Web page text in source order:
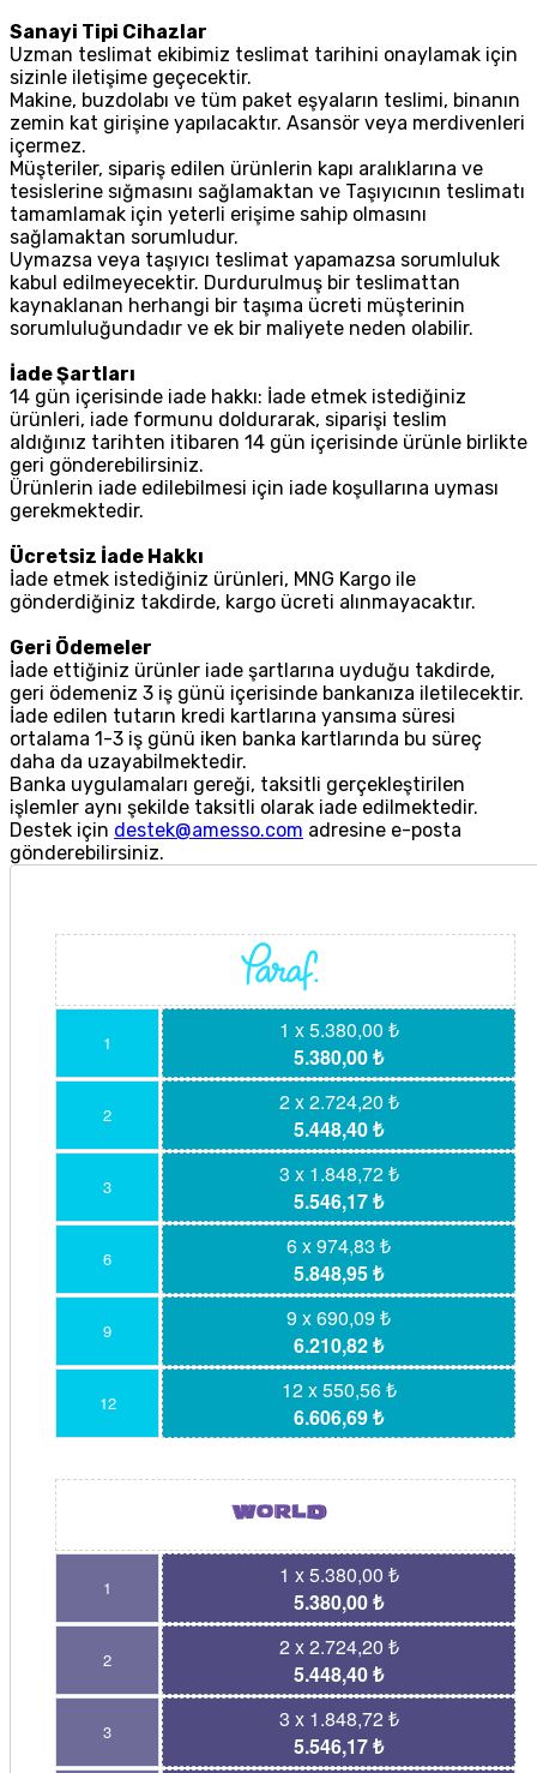
Sanayi Tipi Cihazlar
Uzman teslimat ekibimiz teslimat tarihini onaylamak için
sizinle iletişime geçecektir.
Makine, buzdolabı ve tüm paket eşyaların teslimi, binanın
zemin kat girişine yapılacaktır. Asansör veya merdivenleri
içermez.
Müşteriler, sipariş edilen ürünlerin kapı aralıklarına ve
tesislerine sığmasını sağlamaktan ve Taşıyıcının teslimatı
tamamlamak için yeterli erişime sahip olmasını
sağlamaktan sorumludur.
Uymazsa veya taşıyıcı teslimat yapamazsa sorumluluk
kabul edilmeyecektir. Durdurulmuş bir teslimattan
kaynaklanan herhangi bir taşıma ücreti müşterinin
sorumluluğundadır ve ek bir maliyete neden olabilir.
İade Şartları
14 gün içerisinde iade hakkı: İade etmek istediğiniz
ürünleri, iade formunu doldurarak, siparişi teslim
aldığınız tarihten itibaren 14 gün içerisinde ürünle birlikte
geri gönderebilirsiniz.
Ürünlerin iade edilebilmesi için iade koşullarına uyması
gerekmektedir.
Ücretsiz İade Hakkı
İade etmek istediğiniz ürünleri, MNG Kargo ile
gönderdiğiniz takdirde, kargo ücreti alınmayacaktır.
Geri Ödemeler
İade ettiğiniz ürünler iade şartlarına uyduğu takdirde,
geri ödemeniz 3 iş günü içerisinde bankanıza iletilecektir.
İade edilen tutarın kredi kartlarına yansıma süresi
ortalama 1-3 iş günü iken banka kartlarında bu süreç
daha da uzayabilmektedir.
Banka uygulamaları gereği, taksitli gerçekleştirilen
işlemler aynı şekilde taksitli olarak iade edilmektedir.
Destek için destek@amesso.com adresine e-posta
gönderebilirsiniz.
1
1 x 5.380,00 ₺
5.380,00 ₺
2
2 x 2.724,20 ₺
5.448,40 ₺
3
3 x 1.848,72 ₺
5.546,17 ₺
6
6 x 974,83 ₺
5.848,95 ₺
9
9 x 690,09 ₺
6.210,82 ₺
12
12 x 550,56 ₺
6.606,69 ₺
1
1 x 5.380,00 ₺
5.380,00 ₺
2
2 x 2.724,20 ₺
5.448,40 ₺
3
3 x 1.848,72 ₺
5.546,17 ₺